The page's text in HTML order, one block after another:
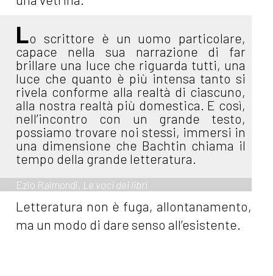
Lo scrittore è un uomo particolare,
capace nella sua narrazione di far
brillare una luce che riguarda tutti, una
luce che quanto è più intensa tanto si
rivela conforme alla realtà di ciascuno,
alla nostra realtà più domestica. E così,
nell’incontro con un grande testo,
possiamo trovare noi stessi, immersi in
una dimensione che Bachtin chiama il
tempo della grande letteratura.
Ezio Raimondi, Le voci dei libri
Letteratura non è fuga, allontanamento,
ma un modo di dare senso all’esistente.